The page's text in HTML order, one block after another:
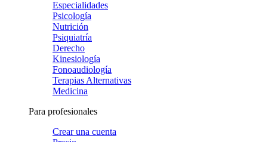
Especialidades
Psicología
Nutrición
Psiquiatría
Derecho
Kinesiología
Fonoaudiología
Terapias Alternativas
Medicina
Para profesionales
Crear una cuenta